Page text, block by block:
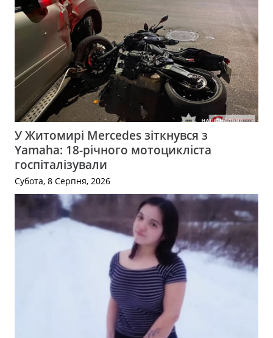
У Житомирі Mercedes зіткнувся з
Yamaha: 18-річного мотоцикліста
госпіталізували
Субота, 8 Серпня, 2026